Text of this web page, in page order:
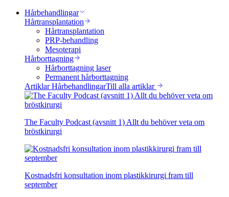
Hårbehandlingar
Hårtransplantation
Hårtransplantation
PRP-behandling
Mesoterapi
Hårborttagning
Hårborttagning laser
Permanent hårborttagning
Artiklar HårbehandlingarTill alla artiklar
The Faculty Podcast (avsnitt 1) Allt du behöver veta om
bröstkirurgi
Kostnadsfri konsultation inom plastikkirurgi fram till
september